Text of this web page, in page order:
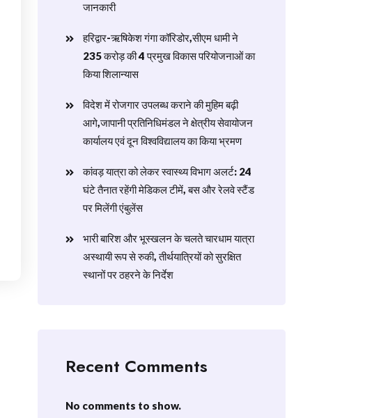
जानकारी
हरिद्वार-ऋषिकेश गंगा कॉरिडोर,सीएम धामी ने
235 करोड़ की 4 प्रमुख विकास परियोजनाओं का
किया शिलान्यास
विदेश में रोजगार उपलब्ध कराने की मुहिम बढ़ी
आगे,जापानी प्रतिनिधिमंडल ने क्षेत्रीय सेवायोजन
कार्यालय एवं दून विश्वविद्यालय का किया भ्रमण
​कांवड़ यात्रा को लेकर स्वास्थ्य विभाग अलर्ट: 24
घंटे तैनात रहेंगी मेडिकल टीमें, बस और रेलवे स्टैंड
पर मिलेंगी एंबुलेंस
​भारी बारिश और भूस्खलन के चलते चारधाम यात्रा
अस्थायी रूप से रुकी, तीर्थयात्रियों को सुरक्षित
स्थानों पर ठहरने के निर्देश
Recent Comments
No comments to show.